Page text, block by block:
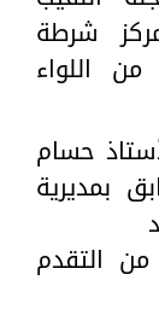
شرطة
اللواء
حسام
بمديرية
التقدم